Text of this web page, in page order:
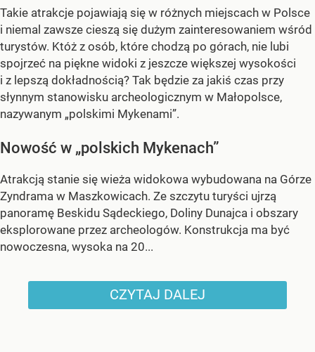
Takie atrakcje pojawiają się w różnych miejscach w Polsce
i niemal zawsze cieszą się dużym zainteresowaniem wśród
turystów. Któż z osób, które chodzą po górach, nie lubi
spojrzeć na piękne widoki z jeszcze większej wysokości
i z lepszą dokładnością? Tak będzie za jakiś czas przy
słynnym stanowisku archeologicznym w Małopolsce,
nazywanym „polskimi Mykenami”.
Nowość w „polskich Mykenach”
Atrakcją stanie się wieża widokowa wybudowana na Górze
Zyndrama w Maszkowicach. Ze szczytu turyści ujrzą
panoramę Beskidu Sądeckiego, Doliny Dunajca i obszary
eksplorowane przez archeologów. Konstrukcja ma być
nowoczesna, wysoka na 20...
CZYTAJ DALEJ